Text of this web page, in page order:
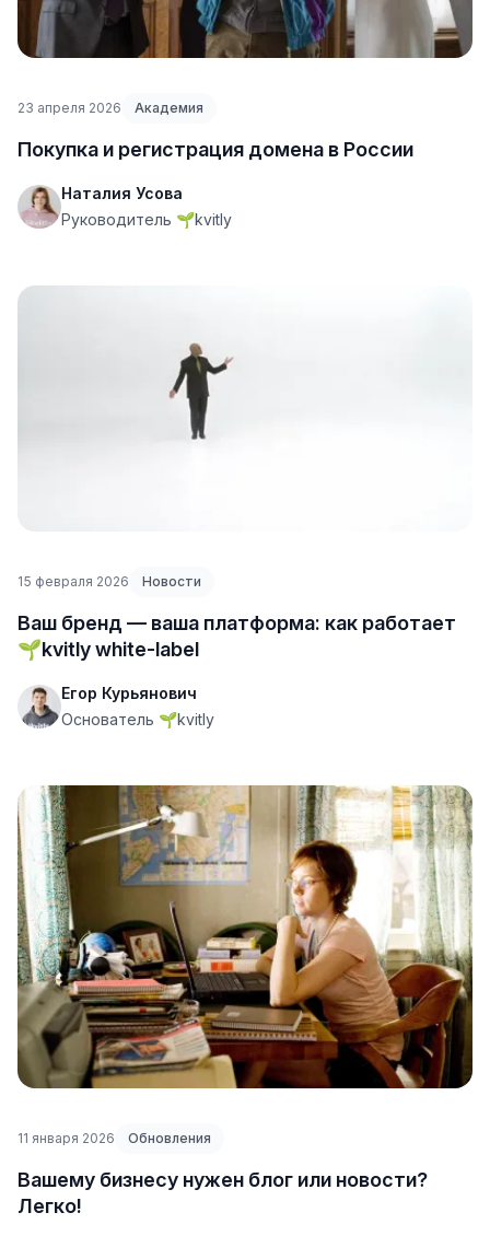
23 апреля 2026 Академия
Покупка и регистрация домена в России
Наталия Усова
Руководитель 🌱kvitly
15 февраля 2026 Новости
Ваш бренд — ваша платформа: как работает
🌱kvitly white-label
Егор Курьянович
Основатель 🌱kvitly
11 января 2026 Обновления
Вашему бизнесу нужен блог или новости?
Легко!